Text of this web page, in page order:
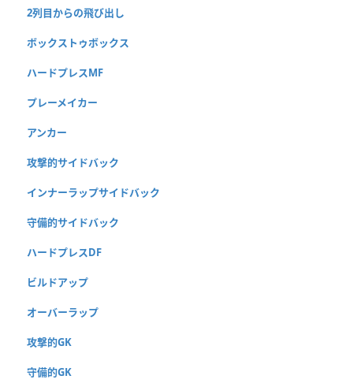
2列目からの飛び出し
ボックストゥボックス
ハードプレスMF
プレーメイカー
アンカー
攻撃的サイドバック
インナーラップサイドバック
守備的サイドバック
ハードプレスDF
ビルドアップ
オーバーラップ
攻撃的GK
守備的GK